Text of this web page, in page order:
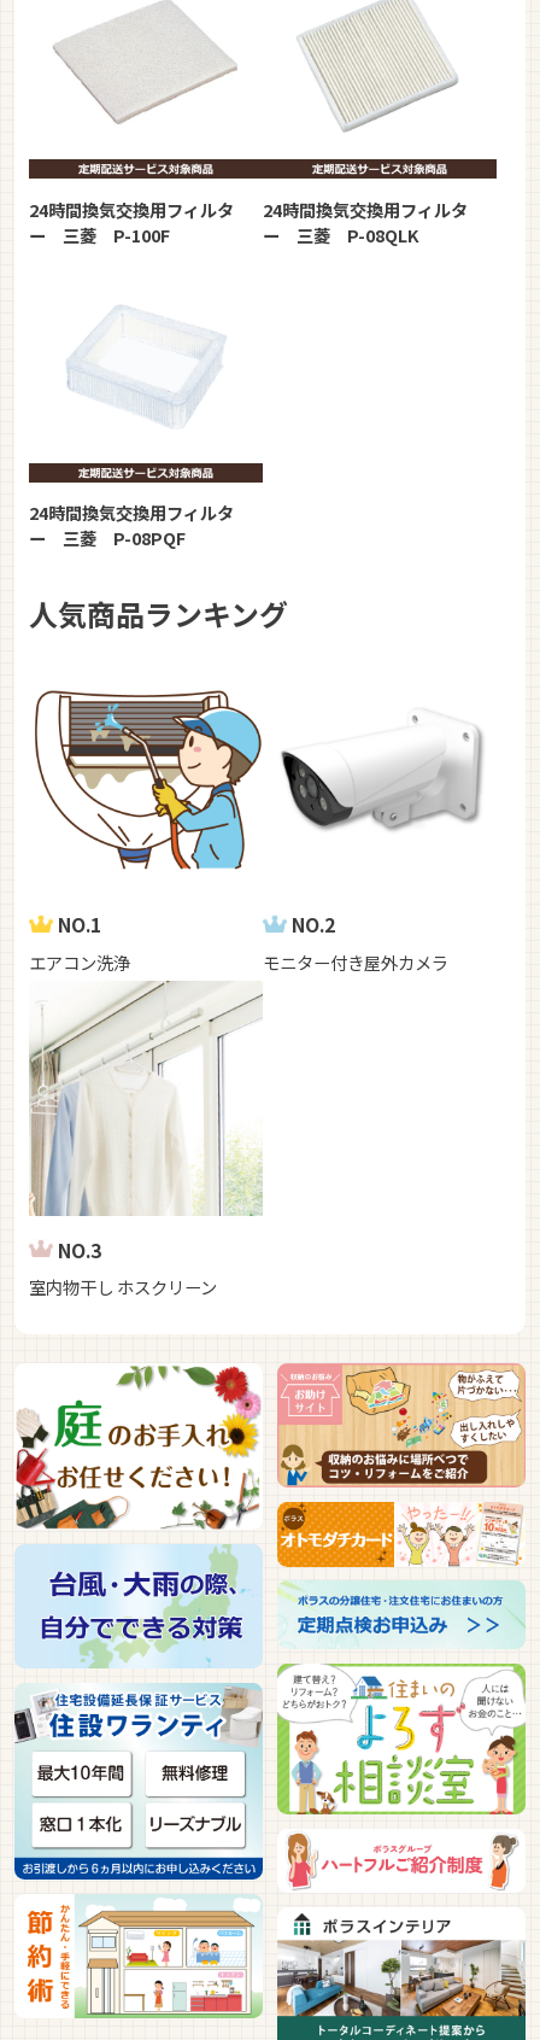
24時間換気交換用フィルタ
ー 三菱 P-100F
24時間換気交換用フィルタ
ー 三菱 P-08QLK
24時間換気交換用フィルタ
ー 三菱 P-08PQF
人気商品ランキング
NO.1
エアコン洗浄
NO.2
モニター付き屋外カメラ
NO.3
室内物干し ホスクリーン